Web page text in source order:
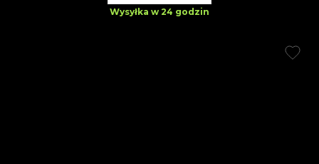
Wysyłka w 24 godzin